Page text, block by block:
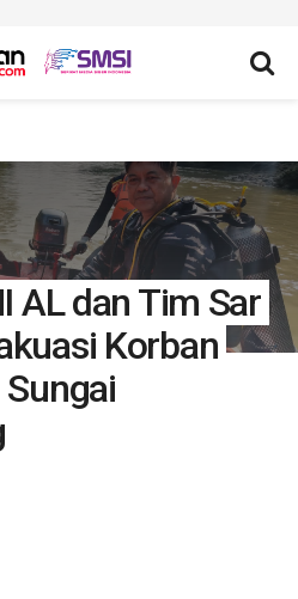
AL dan Tim Sar
Korban